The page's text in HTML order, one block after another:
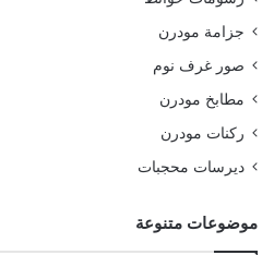
جزامة مودرن
صور غرف نوم
مطابخ مودرن
ركنات مودرن
ديرسات محجبات
موضوعات متنوعة